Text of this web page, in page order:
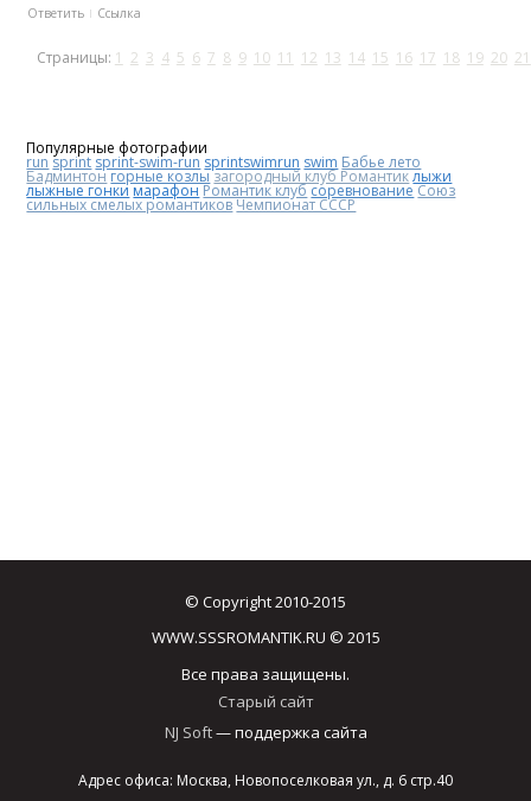
Ответить Ссылка
Страницы: 1 2 3 4 5 6 7 8 9 10 11 12 13 14 15 16 17 18 19 20 21
Популярные фотографии
run sprint sprint-swim-run sprintswimrun swim Бабье лето
Бадминтонгорные козлы загородный клуб Романтиклыжи
лыжные гонки марафонРомантик клубсоревнованиеСоюз
сильных смелых романтиковЧемпионат СССР
© Copyright 2010-2015
WWW.SSSROMANTIK.RU © 2015
Все права защищены.
Старый сайт
NJ Soft— поддержка сайта
Адрес офиса: Москва, Новопоселковая ул., д. 6 стр.40